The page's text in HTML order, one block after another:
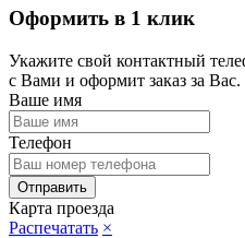
Оформить в 1 клик
Укажите свой контактный
с Вами и оформит заказ за Вас.
Ваше имя
Телефон
Карта проезда
Распечатать ×